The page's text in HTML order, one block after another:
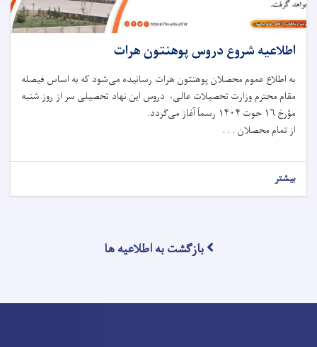
اطلاعیه شروع دروس پوهنتون هرات
به اطلاع عموم محصلان پوهنتون هرات رسانیده می‌شود که به اساس فیصله
مقام محترم وزارت تحصیلات عالی، دروس این نهاد تحصیلی سر از روز شنبه
مؤرخ ۱۶ حوت ۱۴۰۴ رسماً آغاز می‌گردد.
از تمام محصلان . . .
بیشتر
بازگشت به اطلاعیه ها